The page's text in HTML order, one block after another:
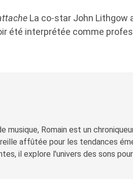
La co-star John Lithgow
été interprétée comme
musique, Romain est un
affûtée pour les tendances
il explore l'univers des sons